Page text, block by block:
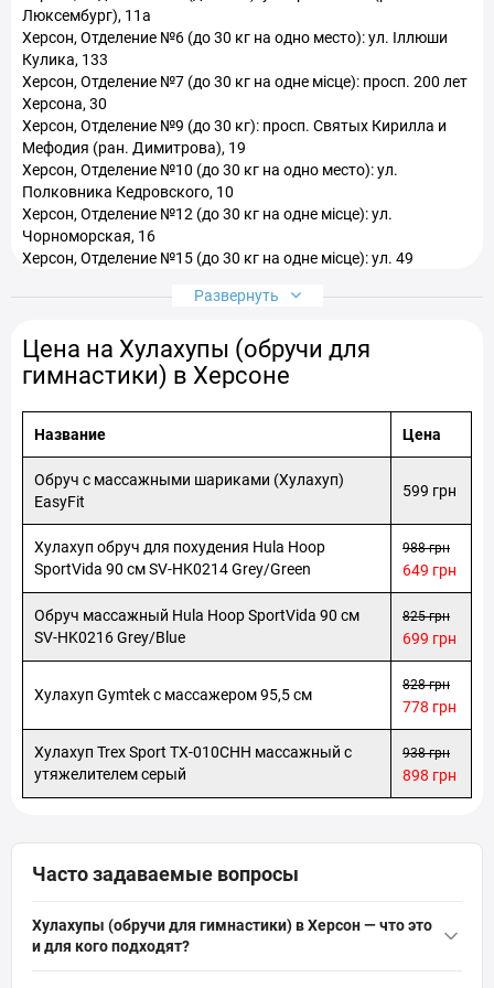
Люксембург), 11а
Херсон, Отделение №6 (до 30 кг на одно место): ул. Іллюши
Кулика, 133
Херсон, Отделение №7 (до 30 кг на одне місце): просп. 200 лет
Херсона, 30
Херсон, Отделение №9 (до 30 кг): просп. Святых Кирилла и
Мефодия (ран. Димитрова), 19
Херсон, Отделение №10 (до 30 кг на одно место): ул.
Полковника Кедровского, 10
Херсон, Отделение №12 (до 30 кг на одне місце): ул.
Чорноморская, 16
Херсон, Отделение №15 (до 30 кг на одне місце): ул. 49
Херсон, Отделение №17 (до 30 кг на одно место): ул.
Херсон, Отделение №20 (до 30 кг на одно место): просп.
Ушакова, 62
Херсон, Отделение №22 (до 30 кг на одно место): просп.
Святых Кирилла и Мефодия (ран. Димитрова), 10
Херсон, Отделение №23 (до 30 кг на одно место):
Николаевское шоссе, 26
Херсон, Отделение №24 (до 30 кг на одно место): просп. 200
лет Херсона, 20
Херсон, Отделение №26 (до 30 кг на одно место): ул. 49-ої
Гвардейской Херсонской дивизии, 22А
Херсон, Почтомат «Новая Почта» №5542: ул. Лавренева, 12
(33 МК)
Развернуть
Цена на Хулахупы (обручи для
гимнастики) в Херсоне
Название Цена
Обруч с массажными шариками (Хулахуп)
EasyFit
599 грн
Хулахуп обруч для похудения Hula Hoop
SportVida 90 см SV-HK0214 Grey/Green
988 грн
649 грн
Обруч массажный Hula Hoop SportVida 90 см
SV-HK0216 Grey/Blue
825 грн
699 грн
Хулахуп Gymtek с массажером 95,5 см
828 грн
778 грн
Хулахуп Trex Sport TX-010CHH массажный с
утяжелителем серый
938 грн
898 грн
Часто задаваемые вопросы
Хулахупы (обручи для гимнастики) в Херсон — что это
и для кого подходят?